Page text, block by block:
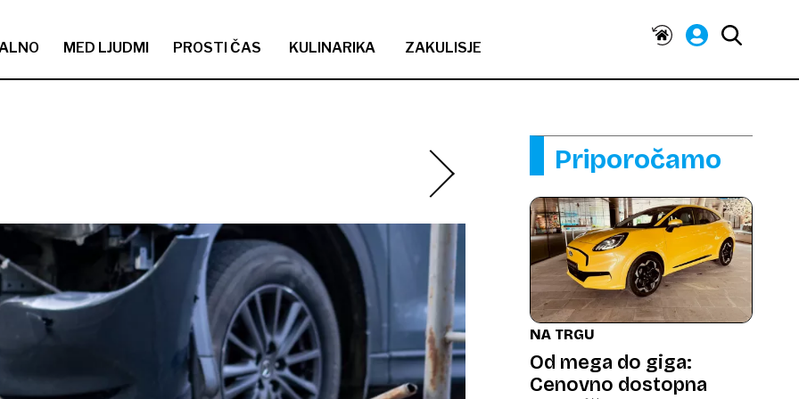
MED LJUDMI PROSTI ČAS KULINARIKA ZAKULISJE
Priporočamo
NA TRGU
Od mega do giga:
Cenovno dostopna